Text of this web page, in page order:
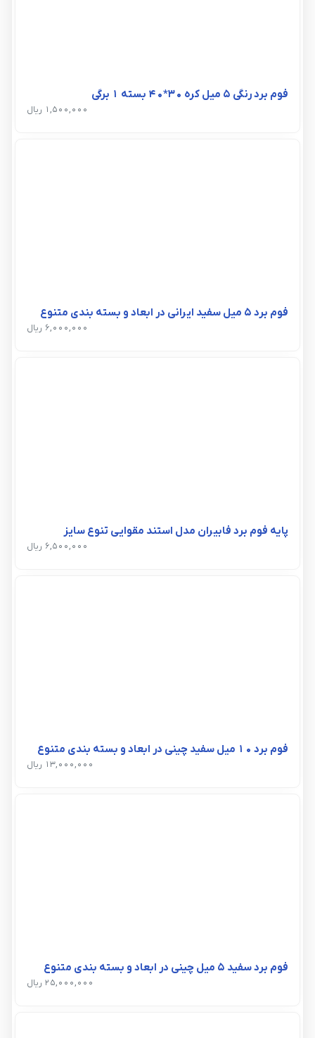
فوم برد رنگی 5 میل کره 30*40 بسته 1 برگی
1,500,000 ریال
فوم برد 5 میل سفید ایرانی در ابعاد و بسته بندی متنوع
6,000,000 ریال
پایه فوم برد فابیران مدل استند مقوایی تنوع سایز
6,500,000 ریال
فوم برد 10 میل سفید چینی در ابعاد و بسته بندی متنوع
13,000,000 ریال
فوم برد سفید 5 میل چینی در ابعاد و بسته بندی متنوع
25,000,000 ریال